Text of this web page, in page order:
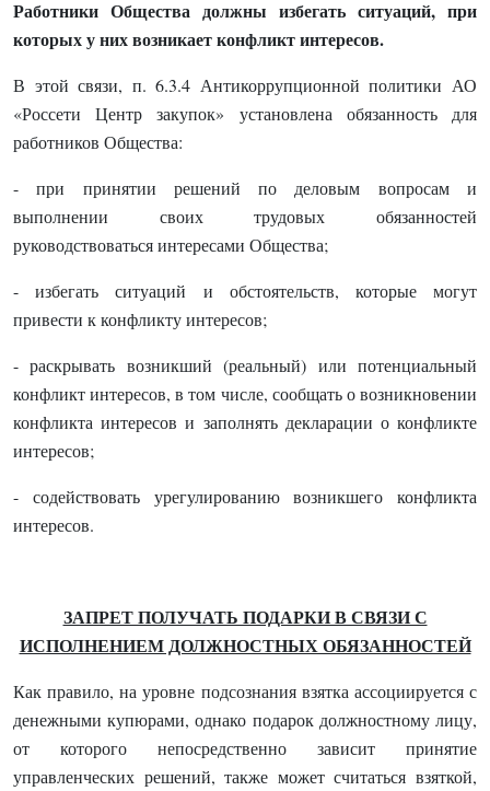
Работники Общества должны избегать ситуаций, при
которых у них возникает конфликт интересов.
В этой связи, п. 6.3.4 Антикоррупционной политики АО
«Россети Центр закупок» установлена обязанность для
работников Общества:
- при принятии решений по деловым вопросам и
выполнении своих трудовых обязанностей
руководствоваться интересами Общества;
- избегать ситуаций и обстоятельств, которые могут
привести к конфликту интересов;
- раскрывать возникший (реальный) или потенциальный
конфликт интересов, в том числе, сообщать о возникновении
конфликта интересов и заполнять декларации о конфликте
интересов;
- содействовать урегулированию возникшего конфликта
интересов.
ЗАПРЕТ ПОЛУЧАТЬ ПОДАРКИ В СВЯЗИ С
ИСПОЛНЕНИЕМ ДОЛЖНОСТНЫХ ОБЯЗАННОСТЕЙ
Как правило, на уровне подсознания взятка ассоциируется с
денежными купюрами, однако подарок должностному лицу,
от которого непосредственно зависит принятие
управленческих решений, также может считаться взяткой,